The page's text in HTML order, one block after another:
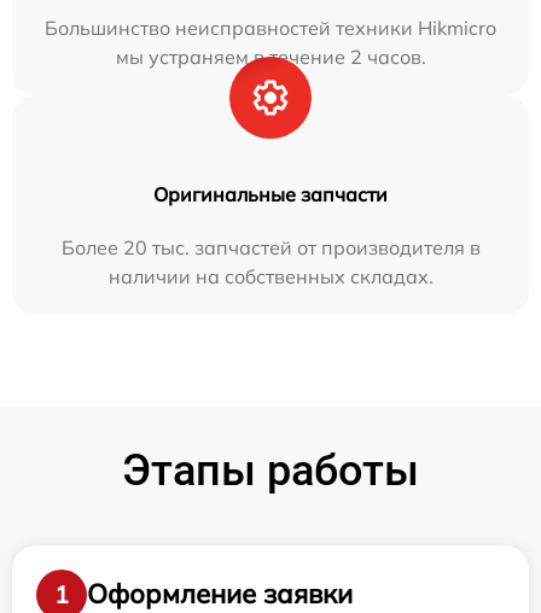
Большинство неисправностей техники Hikmicro
мы устраняем в течение 2 часов.
Оригинальные запчасти
Более 20 тыс. запчастей от производителя в
наличии на собственных складах.
Этапы работы
1
Оформление заявки